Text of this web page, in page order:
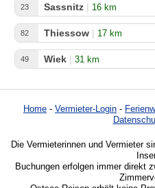
23 Sassnitz | 16 km
82 Thiessow | 17 km
49 Wiek | 31 km
Home - Vermieter-Login -
Die Vermieterinnen und Vermieter
Buchungen erfolgen immer direkt